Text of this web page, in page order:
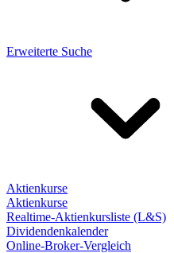
Erweiterte Suche
Aktienkurse
Aktienkurse
Realtime-Aktienkursliste (L&S)
Dividendenkalender
Online-Broker-Vergleich